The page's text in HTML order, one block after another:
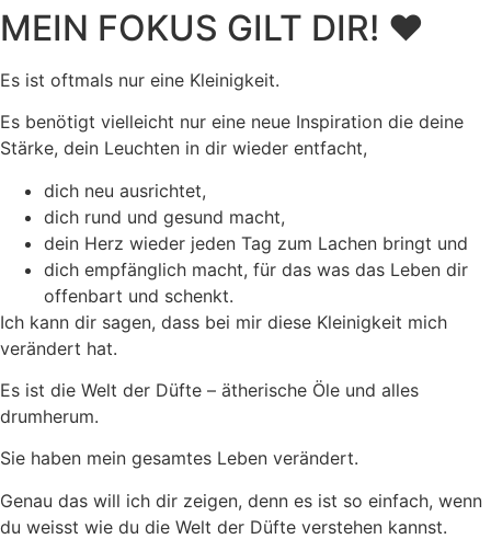
MEIN FOKUS GILT DIR! ❤
Es ist oftmals nur eine Kleinigkeit.
Es benötigt vielleicht nur eine neue Inspiration die deine
Stärke, dein Leuchten in dir wieder entfacht,
dich neu ausrichtet,
dich rund und gesund macht,
dein Herz wieder jeden Tag zum Lachen bringt und
dich empfänglich macht, für das was das Leben dir
offenbart und schenkt.
Ich kann dir sagen, dass bei mir diese Kleinigkeit mich
verändert hat.
Es ist die Welt der Düfte – ätherische Öle und alles
drumherum.
Sie haben mein gesamtes Leben verändert.
Genau das will ich dir zeigen, denn es ist so einfach, wenn
du weisst wie du die Welt der Düfte verstehen kannst.